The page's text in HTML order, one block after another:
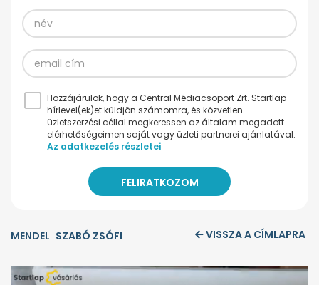
Hozzájárulok, hogy a Central Médiacsoport Zrt. Startlap
hírlevel(ek)et küldjön számomra, és közvetlen
üzletszerzési céllal megkeressen az általam megadott
elérhetőségeimen saját vagy üzleti partnerei ajánlatával.
Az adatkezelés részletei
MENDEL SZABÓ ZSÓFI VISSZA A CÍMLAPRA